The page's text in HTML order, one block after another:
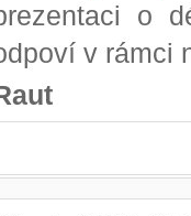
o
v rámci